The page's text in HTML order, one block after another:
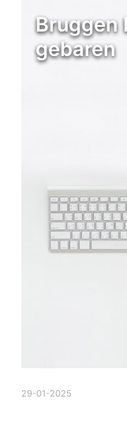
Bruggen
gebaren
29-01-2025